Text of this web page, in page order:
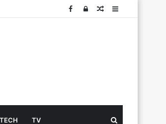
Sidebar
Articolo
Log
Facebook
TECH TV